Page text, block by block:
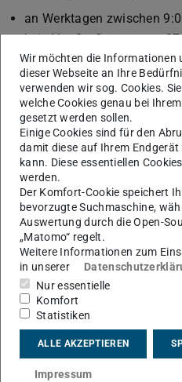
an Werktagen zwischen
kein Vor-Ort-Support am
Zentrale Telefonauskunft:
an Werktagen zwischen
Nutzerberatung: geschlossen
Störungsbehebung
HRZ Empfang
”
Wir möchten die Informationen
dieser Webseite an Ihre
verwenden wir sog. Cookies.
welche Cookies genau bei
gesetzt werden sollen.
Einige Cookies sind für den
damit diese auf Ihrem
kann. Diese essentiellen
werden.
Der Komfort-Cookie speichert
bevorzugte Suchmaschine,
Auswertung durch die Open-
„Matomo“ regelt.
Weitere Informationen zum
in unserer
Nur essentielle
Komfort
Statistiken
ALLE AKZEPTIEREN
Impressum